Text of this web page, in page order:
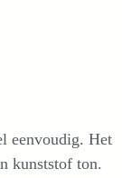
eenvoudig. Het
kunststof ton.